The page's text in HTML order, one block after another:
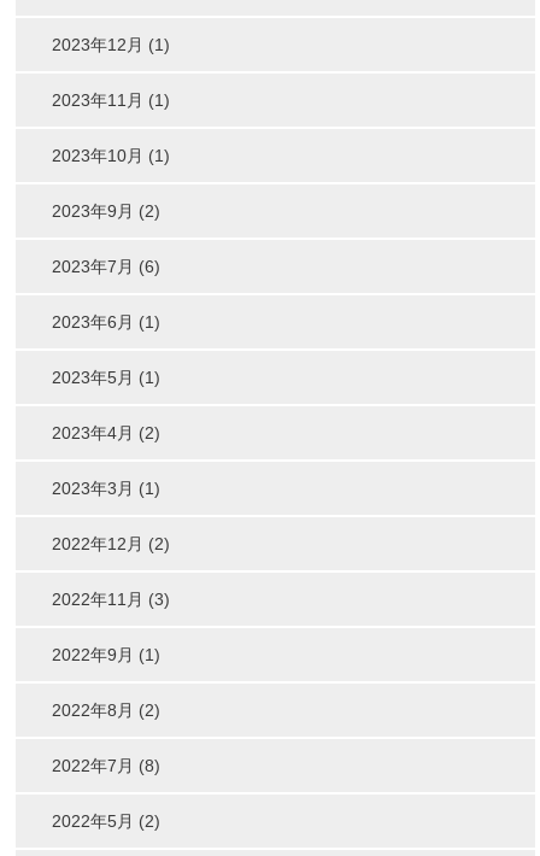
2023年12月 (1)
2023年11月 (1)
2023年10月 (1)
2023年9月 (2)
2023年7月 (6)
2023年6月 (1)
2023年5月 (1)
2023年4月 (2)
2023年3月 (1)
2022年12月 (2)
2022年11月 (3)
2022年9月 (1)
2022年8月 (2)
2022年7月 (8)
2022年5月 (2)